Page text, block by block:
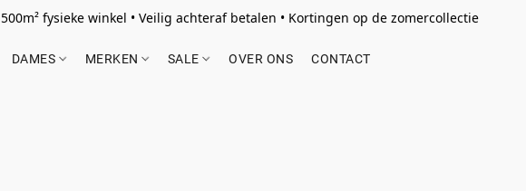
500m² fysieke winkel • Veilig achteraf betalen • Kortingen op de zomercollectie
DAMES MERKEN SALE OVER ONS CONTACT